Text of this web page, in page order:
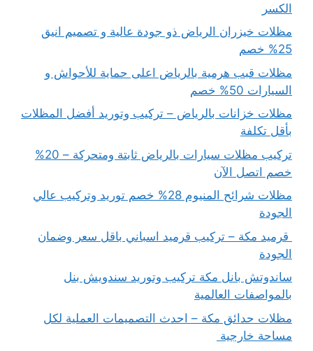
الكسر
مظلات خيزران الرياض ذو جودة عالية و تصميم انيق
25% خصم
مظلات قبب هرمية بالرياض اعلى حماية للأحواش و
السيارات 50% خصم
مظلات خزانات بالرياض – تركيب وتوريد أفضل المظلات
بأقل تكلفة
تركيب مظلات سيارات بالرياض ثابتة ومتحركة – 20%
خصم اتصل الآن
مظلات شرائح المنيوم 28% خصم توريد وتركيب عالي
الجودة
قرميد مكة – تركيب قرميد اسباني باقل سعر وضمان
الجودة
ساندوتش بانل مكة تركيب وتوريد سندويش بنل
بالمواصفات العالمية
مظلات حدائق مكة – احدث التصميمات العملية لكل
مساحة خارجية